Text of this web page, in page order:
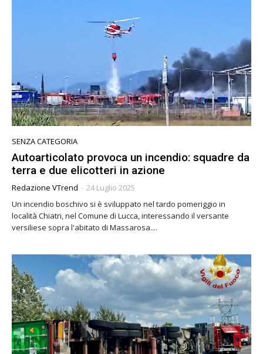
SENZA CATEGORIA
Autoarticolato provoca un incendio: squadre da
terra e due elicotteri in azione
Redazione VTrend - 24 Luglio 2025
Un incendio boschivo si è sviluppato nel tardo pomeriggio in
località Chiatri, nel Comune di Lucca, interessando il versante
versiliese sopra l'abitato di Massarosa....